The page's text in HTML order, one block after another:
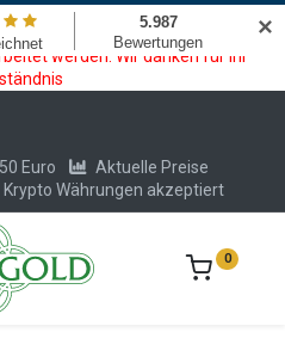
und Krypto Bezahlmodul. In der
können keine Krypto oder
werden. Wir danken für Ihr
Euro
Aktuelle Preise
Krypto Währungen akzeptiert
0
✕